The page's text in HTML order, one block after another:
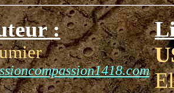
: